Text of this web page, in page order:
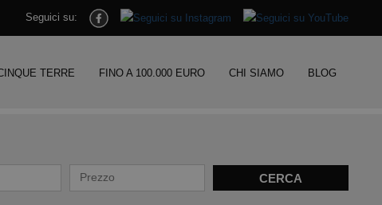
Seguici su:
TERRE FINO A 100.000 EURO CHI SIAMO BLOG